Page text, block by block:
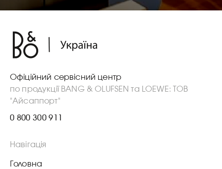
Офіційний сервісний центр
по продукції BANG & OLUFSEN та LOEWE: ТОВ
"Айсаппорт"
0 800 300 911
Навігація
Головна